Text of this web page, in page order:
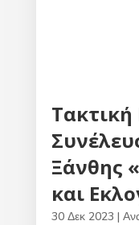
Τακτική
Ξάνθης
και
30 Δεκ 2023 |